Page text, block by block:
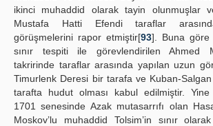
ikinci muhaddid olarak tayin olunmuşlar
Mustafa Hatti Efendi taraflar
görüşmelerini rapor etmiştir[93]. Buna göre
sınır tespiti ile görevlendirilen Ahmed
takririnde taraflar arasında yapılan uzun
Timurlenk Deresi bir tarafa ve Kuban-
tarafta hudut olması kabul edilmiştir. Yine
1701 senesinde Azak mutasarrıfı olan
Moskov’lu muhaddid Tolsim’in sınır